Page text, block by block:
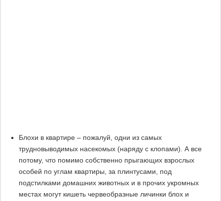
Блохи в квартире – пожалуй, одни из самых
трудновыводимых насекомых (наряду с клопами). А все
потому, что помимо собственно прыгающих взрослых
особей по углам квартиры, за плинтусами, под
подстилками домашних животных и в прочих укромных
местах могут кишеть червеобразные личинки блох и